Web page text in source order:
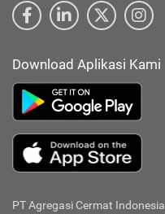
Download Aplikasi Kami
PT Agregasi Cermat Indonesia